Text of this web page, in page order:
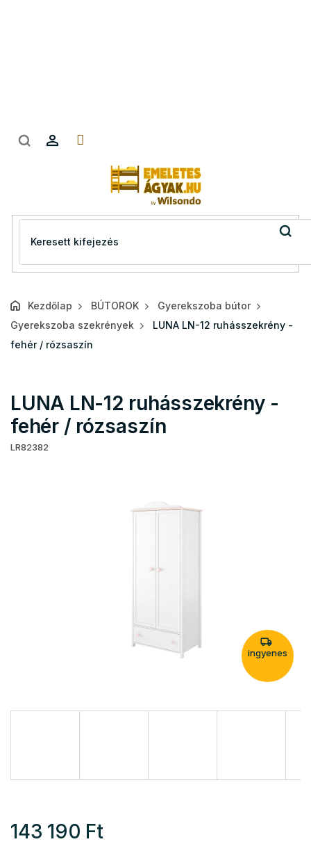
Kezdőlap BÚTOROK
Gyerekszoba bútor
Gyerekszoba szekrények
LUNA LN-12 ruhásszekrény -
fehér / rózsaszín
LUNA LN-12 ruhásszekrény -
fehér / rózsaszín
LR82382
ingyenes
143 190 Ft